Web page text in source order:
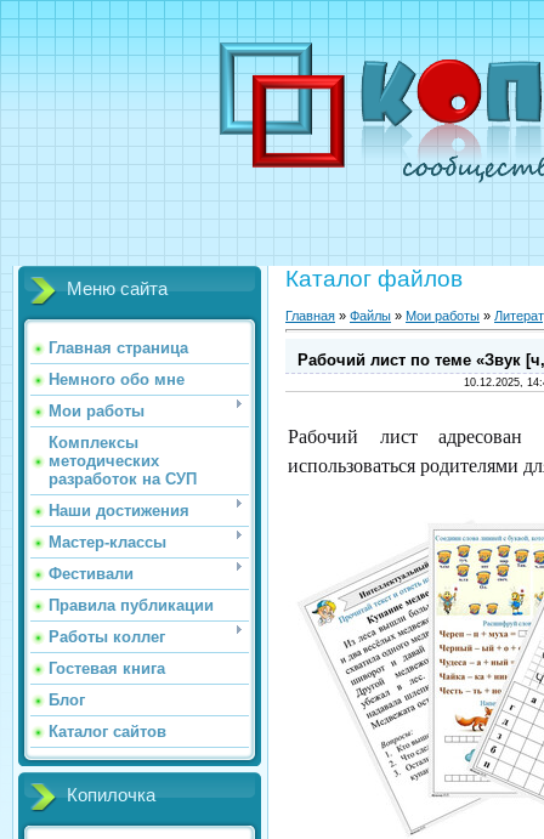
Меню сайта
Главная страница
Немного обо мне
Мои работы
Комплексы
методических
разработок на СУП
Наши достижения
Мастер-классы
Фестивали
Правила публикации
Работы коллег
Гостевая книга
Блог
Каталог сайтов
Копилочка
Каталог файлов
Главная » Файлы » Мои работы »
Рабочий лист по теме «Звук
10.12.2025,
Рабочий лист
использоваться родителями